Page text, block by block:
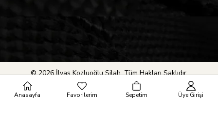
© 2026 İlyas Kozluoğlu Silah. Tüm Hakları Saklıdır.
Anasayfa Favorilerim Sepetim Üye Girişi